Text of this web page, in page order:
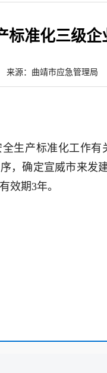
准化三级企
来源：曲靖市应急管理局
生产标准化工作有
，确定宣威市来发
效期3年。